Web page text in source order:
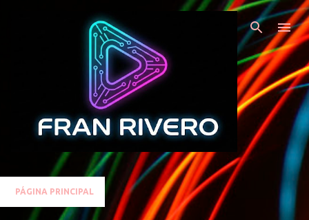
Ir al contenido principal
PÁGINA PRINCIPAL